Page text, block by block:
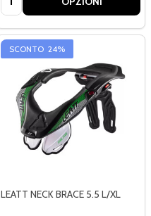
SCONTO 24%
LEATT NECK BRACE 5.5 L/XL